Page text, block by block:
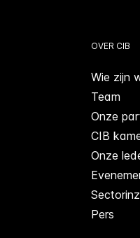
OVER CIB
Wie zijn
Team
Onze
CIB
Onze
Pers